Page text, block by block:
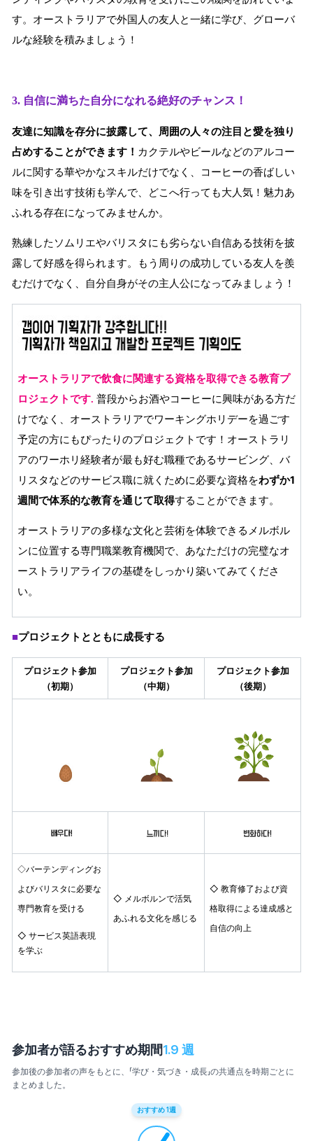
す。オーストラリアで外国人の友人と一緒に学び、グローバ
ルな経験を積みましょう！
3. 自信に満ちた自分になれる絶好のチャンス！
友達に知識を存分に披露して、周囲の人々の注目と愛を独り
占めすることができます！ カクテルやビールなどのアルコー
ルに関する華やかなスキルだけでなく、コーヒーの香ばしい
味を引き出す技術も学んで、どこへ行っても大人気！魅力あ
ふれる存在になってみませんか。
熟練したソムリエやバリスタにも劣らない自信ある技術を披
露して好感を得られます。もう周りの成功している友人を羨
むだけでなく、自分自身がその主人公になってみましょう！
オーストラリアで飲食に関連する資格を取得できる教育プ
ロジェクトです. 普段からお酒やコーヒーに興味がある方だ
けでなく、オーストラリアでワーキングホリデーを過ごす
予定の方にもぴったりのプロジェクトです！オーストラリ
アのワーホリ経験者が最も好む職種であるサービング、バ
リスタなどのサービス職に就くために必要な資格をわずか1
週間で体系的な教育を通じて取得することができます。
オーストラリアの多様な文化と芸術を体験できるメルボル
ンに位置する専門職業教育機関で、あなただけの完璧なオ
ーストラリアライフの基礎をしっかり築いてみてくださ
い。
■プロジェクトとともに成長する
プロジェクト参加
（初期）
プロジェクト参加
（中期）
プロジェクト参加
（後期）
◇バーテンディングお
よびバリスタに必要な
専門教育を受ける
◇ サービス英語表現
を学ぶ
◇ メルボルンで活気
あふれる文化を感じる
◇ 教育修了および資
格取得による達成感と
自信の向上
参加者が語るおすすめ期間1.9 週
参加後の参加者の声をもとに、「学び・気づき・成長」の共通点を時期ごとに
まとめました。
おすすめ1週